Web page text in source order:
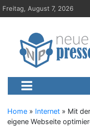
S
k
Freitag, August 7, 2026
Neue-
Presseportal,
Home » Internet » Mit
eigene Webseite